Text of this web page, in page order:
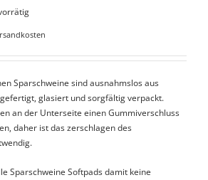
Sparschweine sind ausnahmslos aus
glasiert und sorgfältig verpackt.
an der Unterseite einen Gummiverschluss
daher ist das zerschlagen des
Sparschweine Softpads damit keine